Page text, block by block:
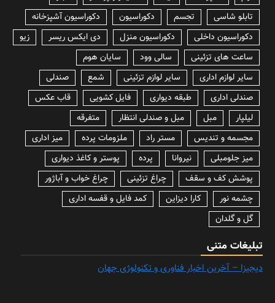
تابلو شاسی
تجسم دکوراسیون
دکوراسیون آشپزخانه
دکوراسیون داخلی
دکوراسیون منزل دی ایکس ریسر
زیو
ساعت های تزئینی
سالی وود
سایان هوم
سایر لوازم اداری
سایر لوازم تزئینی شمع
صندلی
صندلی اداری
طبقه دیواری فایل کشویی
قاب عکس
لیلپار
مبل مبل و صندلی انتظار
متفرقه
مجسمه و تندیس
مستر راد ملزومات پرده
میز اداری
میز جلومبلی
نیروانا پرده
پوستر و کاغذ دیواری
پوشش کف و سقف
چراغ تزئینی
چراغ خواب و آباژور
چشمه نور
کارا دیزاین
کمد فایل و قفسه اداری
گل و گلدان
تبلیغات متنی
دیجیزا – آخرین اخبار فناوری و تکنولوژی جهان